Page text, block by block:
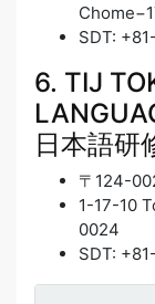
SDT:
6. TIJ
日本語研
〒124-
1-17-10
0024
SDT: